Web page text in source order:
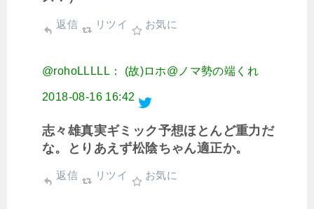
返信 リツイ お気に
@rohoLLLLL： (故)ロホ@ノマ勢の端くれ
2018-08-16 16:42
志々雄真実ギミック予想ほとんど重力だ
な。とりあえず松陰ちゃん適正か。
返信 リツイ お気に